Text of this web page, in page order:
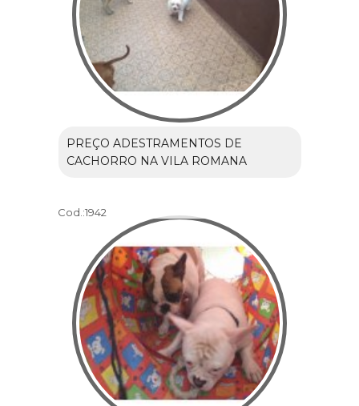
PREÇO ADESTRAMENTOS DE
CACHORRO NA VILA ROMANA
Cod.:1942